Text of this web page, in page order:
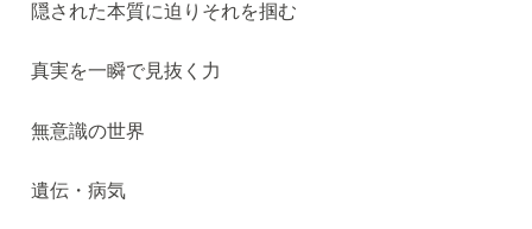
隠された本質に迫りそれを掴む
真実を一瞬で見抜く力
無意識の世界
遺伝・病気